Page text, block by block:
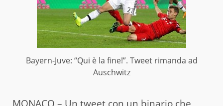
Bayern-Juve: “Qui è la fine!”. Tweet rimanda ad
Auschwitz